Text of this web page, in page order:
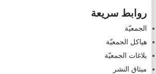
روابط سريعة
الجمعيّة
هياكل الجمعيّة
بلاغات الجمعيّة
ميثاق النشر